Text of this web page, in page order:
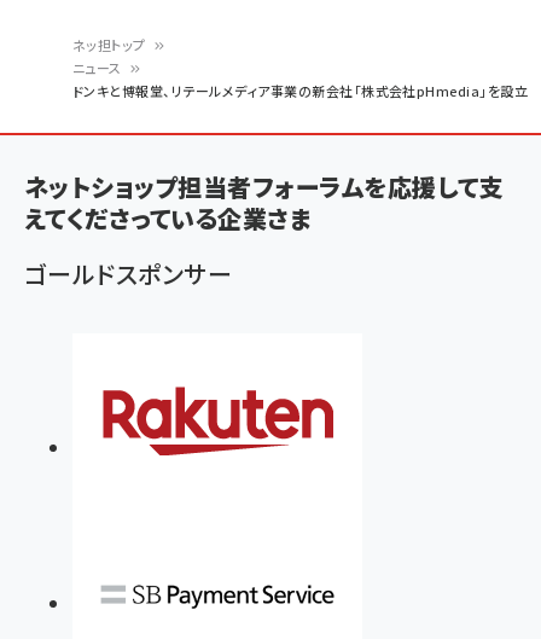
ン
く
ず
ネッ担トップ
ニュース
ドンキと博報堂、リテールメディア事業の新会社「株式会社pHmedia」を設立
ネットショップ担当者フォーラムを応援して支
えてくださっている企業さま
ゴールドスポンサー